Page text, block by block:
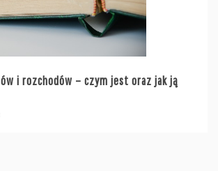
i rozchodów – czym jest oraz jak ją